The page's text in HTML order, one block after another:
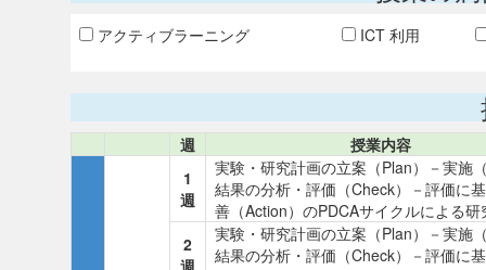
アクティブラーニング ICT 利用
週 授業内容
1
週
実験・研究計画の立案（Plan）－実施
結果の分析・評価（Check）－評価に
善（Action）のPDCAサイクルによる研
2
週
実験・研究計画の立案（Plan）－実施
結果の分析・評価（Check）－評価に